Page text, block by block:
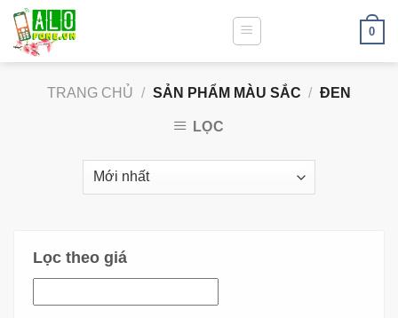
0
TRANG CHỦ / SẢN PHẨM MÀU SẮC / ĐEN
LỌC
Lọc theo giá